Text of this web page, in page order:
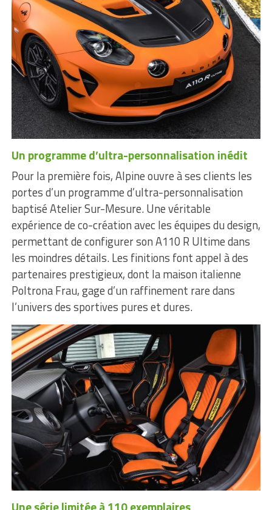
Un programme d’ultra-personnalisation inédit
Pour la première fois, Alpine ouvre à ses clients les
portes d’un programme d’ultra-personnalisation
baptisé Atelier Sur-Mesure. Une véritable
expérience de co-création avec les équipes du design,
permettant de configurer son A110 R Ultime dans
les moindres détails. Les finitions font appel à des
partenaires prestigieux, dont la maison italienne
Poltrona Frau, gage d’un raffinement rare dans
l’univers des sportives pures et dures.